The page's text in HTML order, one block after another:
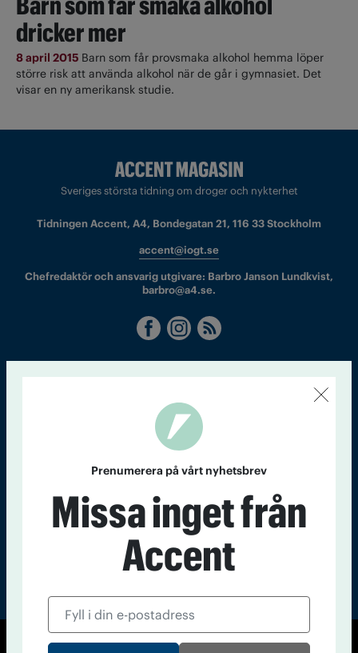
dricker mer
8 april 2015 Barn som får provsmaka alkohol hemma löper
större risk att använda alkohol när de går i gymnasiet. Det
visar en ny amerikansk studie.
Sveriges största tidning om droger och nykterhet
Tidningen Accent, A4, Bondegatan 21, 116 33 Stockholm
accent@iogt.se
Chefredaktör och ansvarig utgivare: Barbro Janson Lundkvist,
barbro@a4.se.
Accent
Prenumerera på vårt nyhetsbrev
Missa inget från
Accent